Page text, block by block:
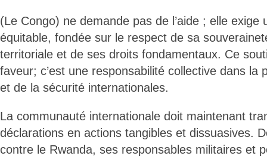
(Le Congo) ne demande pas de l’aide ; elle exige
équitable, fondée sur le respect de sa
territoriale et de ses droits fondamentaux. Ce
faveur; c’est une responsabilité collective dans la
et de la sécurité internationales.
La communauté internationale doit maintenant
déclarations en actions tangibles et dissuasives.
contre le Rwanda, ses responsables militaires et